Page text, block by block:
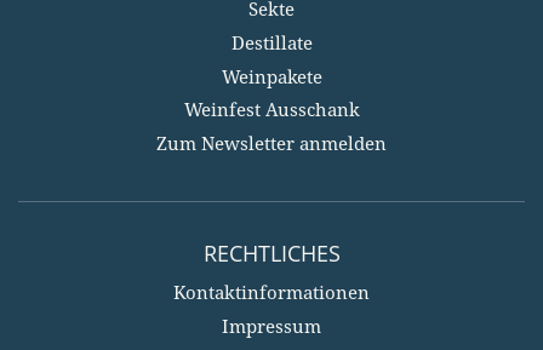
Sekte
Destillate
Weinpakete
Weinfest Ausschank
Zum Newsletter anmelden
RECHTLICHES
Kontaktinformationen
Impressum